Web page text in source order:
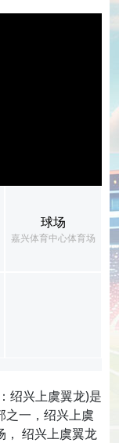
球场
嘉兴体育中心体育场
绍兴上虞翼龙)是
之一，绍兴上虞
， 绍兴上虞翼龙